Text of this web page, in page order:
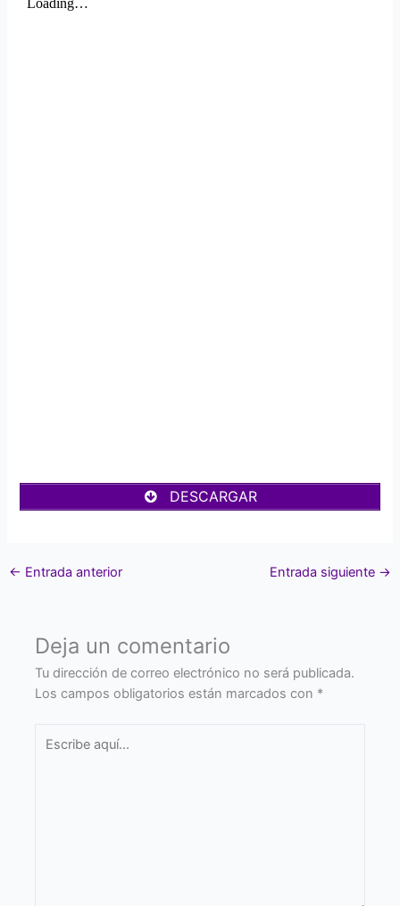
DESCARGAR
← Entrada anterior Entrada siguiente →
Deja un comentario
Tu dirección de correo electrónico no será publicada.
Los campos obligatorios están marcados con *
aquí...